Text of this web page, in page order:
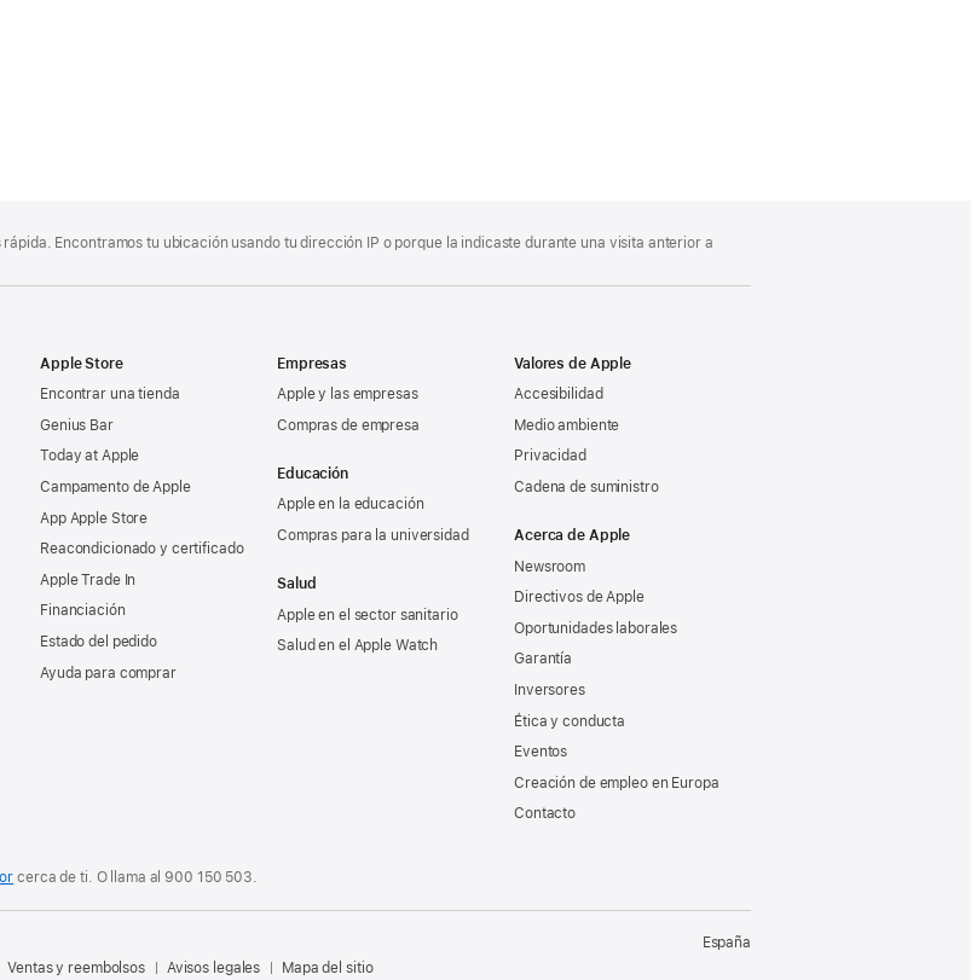
Encontramos tu ubicación usando tu dirección IP o porque la indicaste durante una visita anterior a
Apple Store
Encontrar una tienda
Genius Bar
Today at Apple
Campamento de Apple
App Apple Store
Reacondicionado y certificado
Apple Trade In
Financiación
Estado del pedido
Ayuda para comprar
Empresas
Apple y las empresas
Compras de empresa
Educación
Apple en la educación
Compras para la universidad
Salud
Apple en el sector sanitario
Salud en el Apple Watch
Valores de Apple
Accesibilidad
Medio ambiente
Privacidad
Cadena de suministro
Acerca de Apple
Newsroom
Directivos de Apple
Oportunidades laborales
Garantía
Inversores
Ética y conducta
Eventos
Creación de empleo en Europa
Contacto
cerca de ti. O llama al900 150 503.
Ventas y reembolsos Avisos legales Mapa del sitio
España